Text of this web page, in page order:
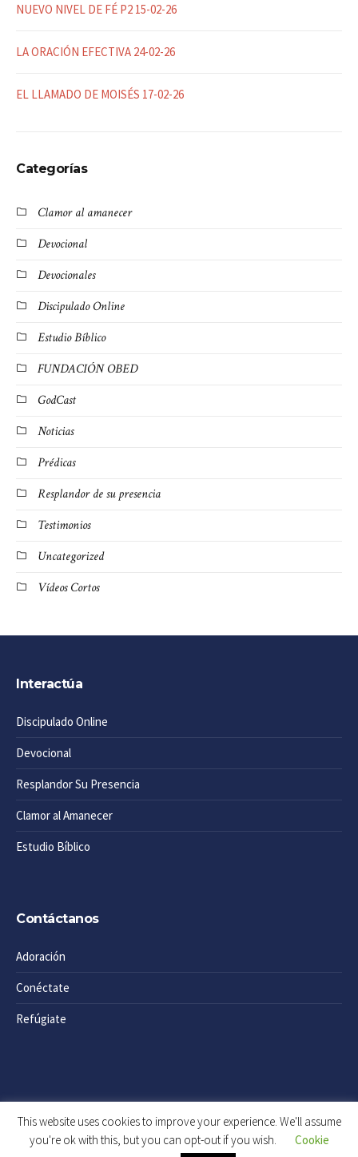
NUEVO NIVEL DE FÉ P2 15-02-26
LA ORACIÓN EFECTIVA 24-02-26
EL LLAMADO DE MOISÉS 17-02-26
Categorías
Clamor al amanecer
Devocional
Devocionales
Discipulado Online
Estudio Bíblico
FUNDACIÓN OBED
GodCast
Noticias
Prédicas
Resplandor de su presencia
Testimonios
Uncategorized
Vídeos Cortos
Interactúa
Discipulado Online
Devocional
Resplandor Su Presencia
Clamor al Amanecer
Estudio Bíblico
Contáctanos
Adoración
Conéctate
Refúgiate
This website uses cookies to improve your experience. We'll assume
you're ok with this, but you can opt-out if you wish.
Cookie